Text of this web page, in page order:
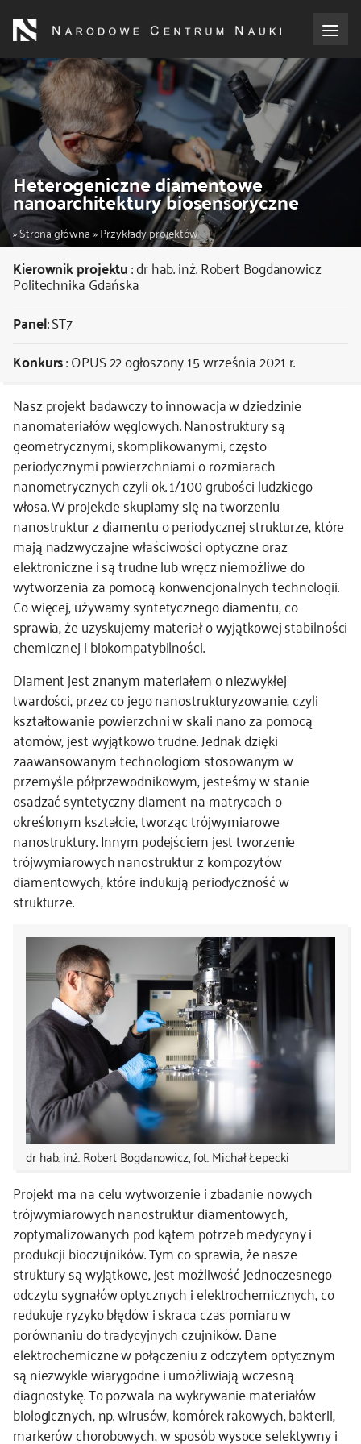
treści
o NCN
dla wnioskodawców
dla realizujących projekty
dla ekspertów
efekty NCN
Heterogeniczne diamentowe
nanoarchitektury biosensoryczne
Ścieżka
nawigacyjna
Strona główna Przykłady projektów
Kierownik projektu:dr hab. inż. Robert Bogdanowicz
Politechnika Gdańska
Panel: ST7
Konkurs: OPUS 22ogłoszony 15 września 2021 r.
Nasz projekt badawczy to innowacja w dziedzinie
nanomateriałów węglowych. Nanostruktury są
geometrycznymi, skomplikowanymi, często
periodycznymi powierzchniami o rozmiarach
nanometrycznych czyli ok. 1/100 grubości ludzkiego
włosa. W projekcie skupiamy się na tworzeniu
nanostruktur z diamentu o periodycznej strukturze, które
mają nadzwyczajne właściwości optyczne oraz
elektroniczne i są trudne lub wręcz niemożliwe do
wytworzenia za pomocą konwencjonalnych technologii.
Co więcej, używamy syntetycznego diamentu, co
sprawia, że uzyskujemy materiał o wyjątkowej stabilności
chemicznej i biokompatybilności.
Diament jest znanym materiałem o niezwykłej
twardości, przez co jego nanostrukturyzowanie, czyli
kształtowanie powierzchni w skali nano za pomocą
atomów, jest wyjątkowo trudne. Jednak dzięki
zaawansowanym technologiom stosowanym w
przemyśle półprzewodnikowym, jesteśmy w stanie
osadzać syntetyczny diament na matrycach o
określonym kształcie, tworząc trójwymiarowe
nanostruktury. Innym podejściem jest tworzenie
trójwymiarowych nanostruktur z kompozytów
diamentowych, które indukują periodyczność w
strukturze.
dr hab. inż. Robert Bogdanowicz, fot. Michał Łepecki
Projekt ma na celu wytworzenie i zbadanie nowych
trójwymiarowych nanostruktur diamentowych,
zoptymalizowanych pod kątem potrzeb medycyny i
produkcji bioczujników. Tym co sprawia, że nasze
struktury są wyjątkowe, jest możliwość jednoczesnego
odczytu sygnałów optycznych i elektrochemicznych, co
redukuje ryzyko błędów i skraca czas pomiaru w
porównaniu do tradycyjnych czujników. Dane
elektrochemiczne w połączeniu z odczytem optycznym
są niezwykle wiarygodne i umożliwiają wczesną
diagnostykę. To pozwala na wykrywanie materiałów
biologicznych, np. wirusów, komórek rakowych, bakterii,
markerów chorobowych, w sposób wysoce selektywny i